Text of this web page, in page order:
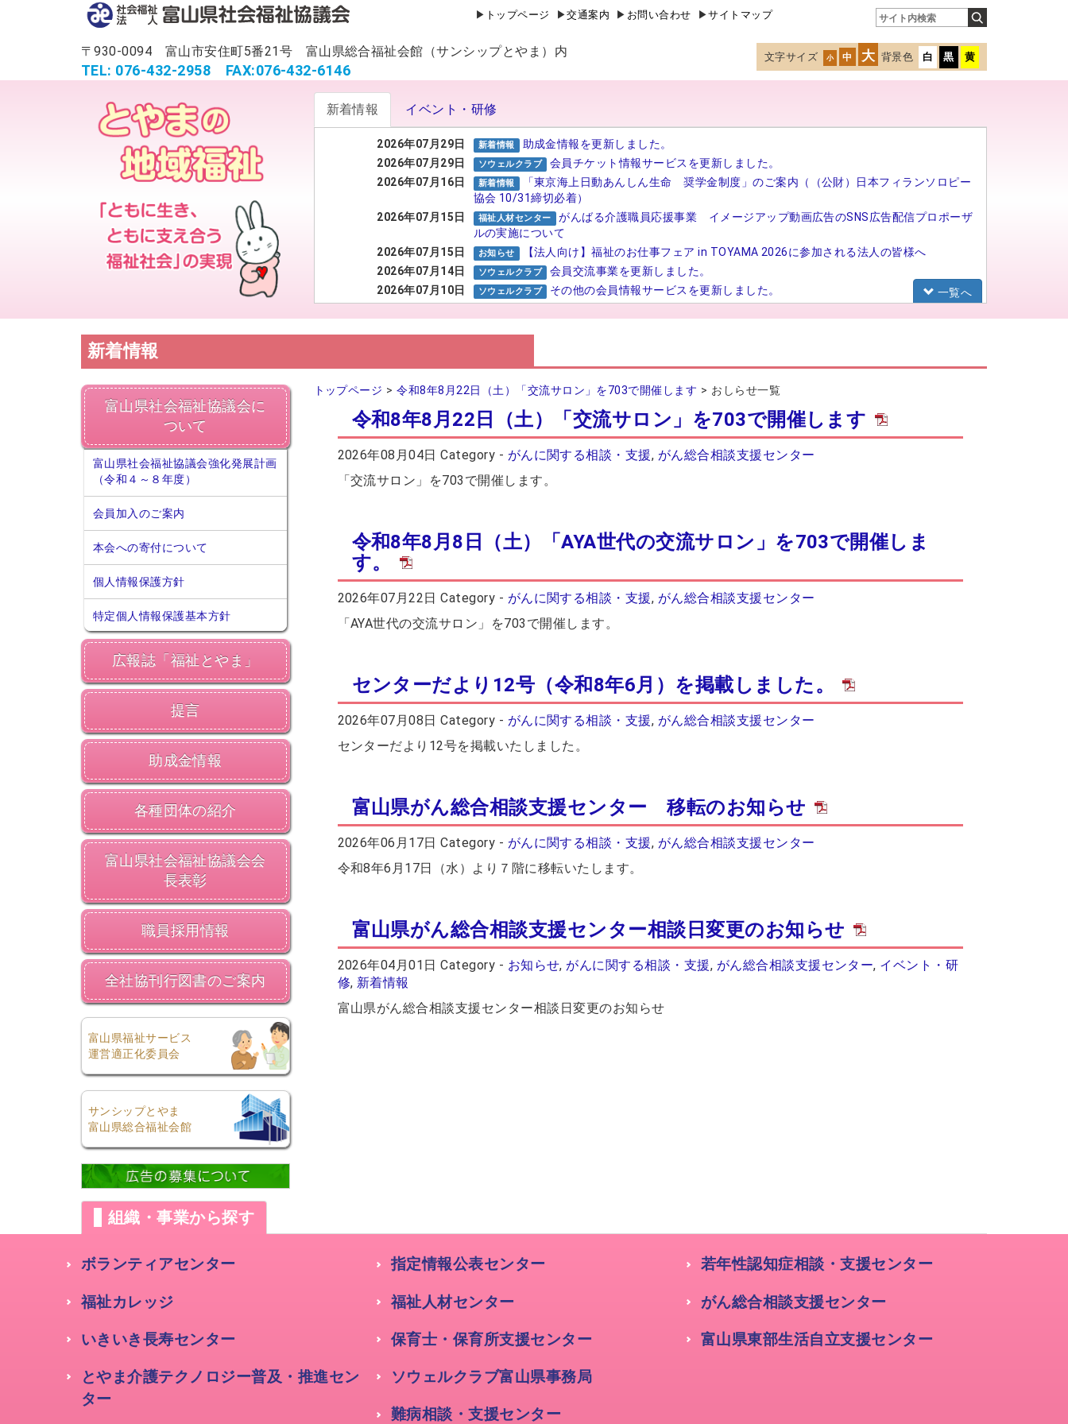
トップページ 交通案内 お問い合わせ サイトマップ
〒930-0094 富山市安住町5番21号 富山県総合福祉会館（サンシップとやま）内
TEL: 076-432-2958 FAX:076-432-6146
文字サイズ 小 中 大 背景色 白 黒 黄
新着情報 イベント・研修
2026年07月29日 新着情報
助成金情報を更新しました。
2026年07月29日
ソウェルクラブ
会員チケット情報サービスを更新しました。
2026年07月16日
新着情報
「東京海上日動あんしん生命 奨学金制度」のご案内（（公財）日本フィランソロピー
協会 10/31締切必着）
2026年07月15日
福祉人材センター
がんばる介護職員応援事業 イメージアップ動画広告のSNS広告配信プロポーザ
ルの実施について
2026年07月15日
お知らせ
【法人向け】福祉のお仕事フェア in TOYAMA 2026に参加される法人の皆様へ
2026年07月14日
ソウェルクラブ
会員交流事業を更新しました。
2026年07月10日
ソウェルクラブ
その他の会員情報サービスを更新しました。
一覧へ
新着情報
富山県社会福祉協議会に
ついて
富山県社会福祉協議会強化発展計画
（令和４～８年度）
会員加入のご案内
本会への寄付について
個人情報保護方針
特定個人情報保護基本方針
広報誌「福祉とやま」
提言
助成金情報
各種団体の紹介
富山県社会福祉協議会会
長表彰
職員採用情報
全社協刊行図書のご案内
富山県福祉サービス
運営適正化委員会
サンシップとやま
富山県総合福祉会館
トップページ 令和8年8月22日（土）「交流サロン」を703で開催します おしらせ一覧
令和8年8月22日（土）「交流サロン」を703で開催します
2026年08月04日 Category - がんに関する相談・支援, がん総合相談支援センター
「交流サロン」を703で開催します。
令和8年8月8日（土）「AYA世代の交流サロン」を703で開催しま
す。
2026年07月22日 Category - がんに関する相談・支援, がん総合相談支援センター
「AYA世代の交流サロン」を703で開催します。
センターだより12号（令和8年6月）を掲載しました。
2026年07月08日 Category - がんに関する相談・支援, がん総合相談支援センター
センターだより12号を掲載いたしました。
富山県がん総合相談支援センター 移転のお知らせ
2026年06月17日 Category - がんに関する相談・支援, がん総合相談支援センター
令和8年6月17日（水）より７階に移転いたします。
富山県がん総合相談支援センター相談日変更のお知らせ
2026年04月01日 Category - お知らせ, がんに関する相談・支援, がん総合相談支援センター, イベント・研
修, 新着情報
富山県がん総合相談支援センター相談日変更のお知らせ
組織・事業から探す
ボランティアセンター
福祉カレッジ
いきいき長寿センター
とやま介護テクノロジー普及・推進セン
ター
指定情報公表センター
福祉人材センター
保育士・保育所支援センター
ソウェルクラブ富山県事務局
難病相談・支援センター
若年性認知症相談・支援センター
がん総合相談支援センター
富山県東部生活自立支援センター